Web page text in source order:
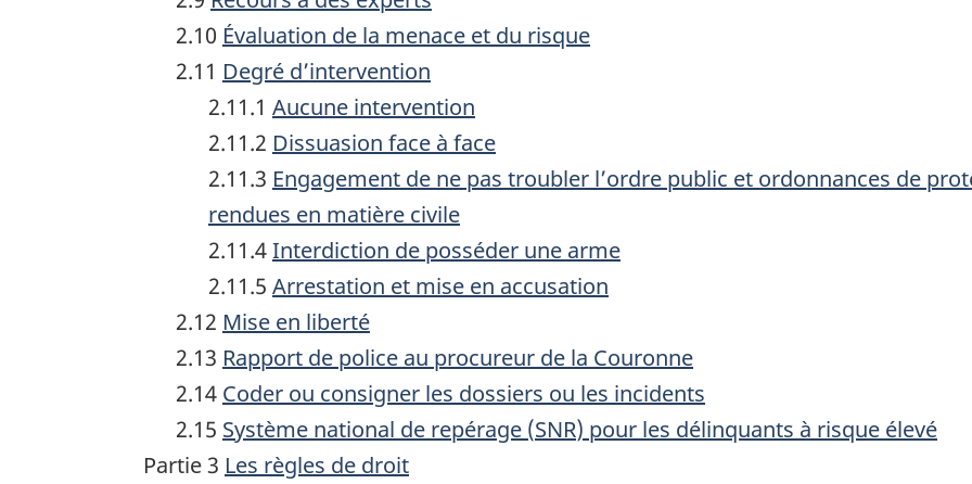
2.10 Évaluation de la menace et du risque
2.11 Degré d’intervention
2.11.1 Aucune intervention
2.11.2 Dissuasion face à face
2.11.3 Engagement de ne pas troubler l’ordre public et ordonnances de
rendues en matière civile
2.11.4Interdiction de posséder une arme
2.11.5 Arrestation et mise en accusation
2.12 Mise en liberté
2.13 Rapport de police au procureur de la Couronne
2.14 Coder ou consigner les dossiers ou les incidents
2.15 Système national de repérage (SNR) pour les délinquants à risque élevé
Partie 3 Les règles de droit